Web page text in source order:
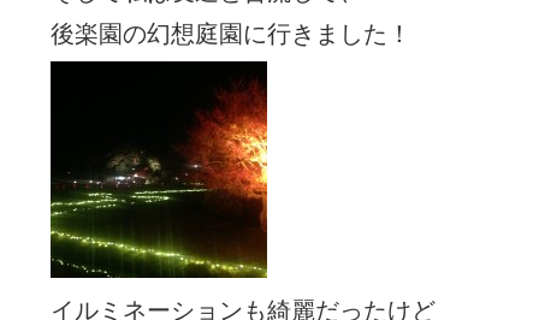
後楽園の幻想庭園に行きました！
イルミネーションも綺麗だったけど